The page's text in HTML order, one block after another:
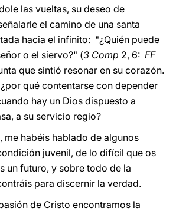
las vueltas, su deseo de
el camino de una santa
hacia el infinito: "¿Quién puede
o el siervo?" (3 Comp 2, 6: FF
que sintió resonar en su corazón.
qué contentarse con depender
hay un Dios dispuesto a
a su servicio regio?
me habéis hablado de algunos
juvenil, de lo difícil que os
un futuro, y sobre todo de la
para discernir la verdad.
de Cristo encontramos la